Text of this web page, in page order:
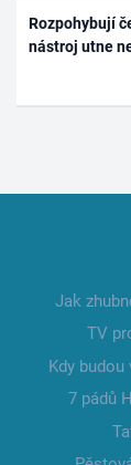
Rozpohybují
nástroj utne
Jak
TV
Kdy budou
7 pádů